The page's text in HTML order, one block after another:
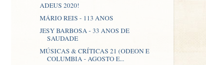
ADEUS 2020!
MÁRIO REIS - 113 ANOS
JESY BARBOSA - 33 ANOS DE
SAUDADE
MÚSICAS & CRÍTICAS 21 (ODEON E
COLUMBIA - AGOSTO E...